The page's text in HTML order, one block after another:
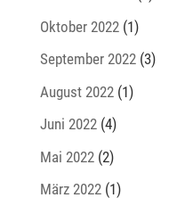
Oktober 2022(1)
September 2022(3)
August 2022(1)
Juni 2022(4)
Mai 2022(2)
März 2022(1)